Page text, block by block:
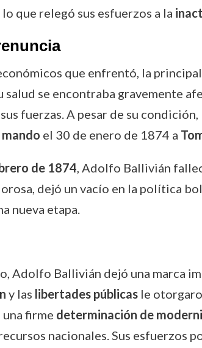
que relegó sus esfuerzos a la
que enfrentó, la
salud se encontraba gravemente
fuerzas. A pesar de su
el 30 de enero de 1874 a
de 1874, Adolfo Ballivián
dejó un vacío en la política
nueva etapa.
Adolfo Ballivián dejó una marca
y las libertades públicasle
firme determinación de
nacionales. Sus